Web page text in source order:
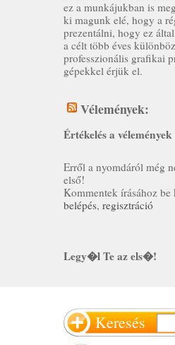
ez a munkájukban is
ki magunk elé, hogy a
prezentálni, hogy ez
a célt több éves
professzionális grafikai
gépekkel érjük el.
Vélemények:
Értékelés a
Erről a nyomdáról még
első!
Kommentek írásához
belépés, regisztráció
Legy�l Te az els�!
Keresés